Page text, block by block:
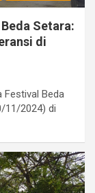
Setara:
di
Festival Beda
11/2024) di